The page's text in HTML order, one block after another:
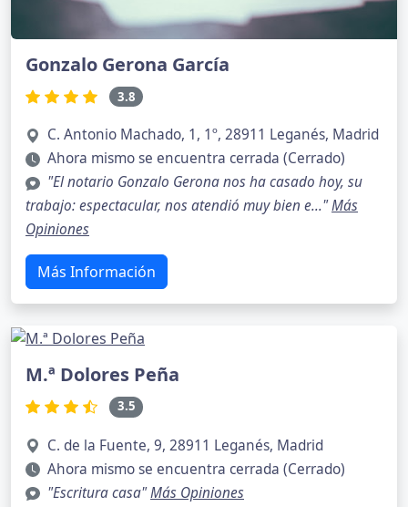
Gonzalo Gerona García
3.8
C. Antonio Machado, 1, 1º, 28911 Leganés, Madrid
Ahora mismo se encuentra cerrada (Cerrado)
"El notario Gonzalo Gerona nos ha casado hoy, su
trabajo: espectacular, nos atendió muy bien e..."Más
Opiniones
Más Información
M.ª Dolores Peña
3.5
C. de la Fuente, 9, 28911 Leganés, Madrid
Ahora mismo se encuentra cerrada (Cerrado)
"Escritura casa"Más Opiniones